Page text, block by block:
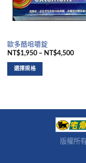
歐多酷咀嚼錠
NT$1,950 – NT$4,500
選擇規格
版權所